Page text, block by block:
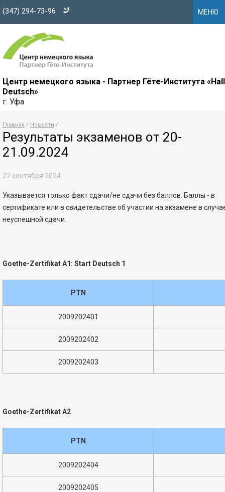
Главная Новости
Результаты экзаменов от 20-
21.09.2024
22 сентября 2024
Указывается только факт сдачи/не сдачи без баллов. Баллы - в
сертификате или в свидетельстве об участии на экзамене в
неуспешной сдачи.
Goethe-Zertifikat A1: Start Deutsch 1
PTN
2009202401
2009202402
2009202403
Goethe-Zertifikat A2
PTN
2009202404
2009202405
(347) 294-73-96 МЕНЮ
Центр немецкого языка - Партнер Гёте-Института
Deutsch»
г. Уфа